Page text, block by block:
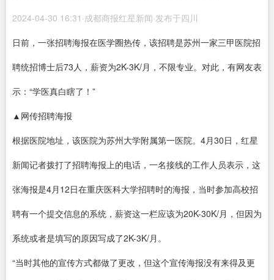
2024-04-30 16:31·成都商报红星新闻·发布于四川
日前，一张招聘海报在医学圈热传，该招聘是苏州一家三甲医院招
聘统招博士后73人，薪资为2K-3K/月，不限专业。对此，有网友表
示：“学医真白瞎了！”
▲网传招聘海报
根据医院地址，该医院为苏州大学附属第一医院。4月30日，红星
新闻记者拨打了招聘海报上的电话，一名接线的工作人员表示，这
张海报是4月12日在重庆医科大学招聘时的海报，当时参加高校招
聘有一个提交信息的系统，薪资这一栏应该为20K-30K/月，但因为
系统或者是填写的原因写成了2K-3K/月。
“当时其他的宣传方式都做了更改，但这个宣传海报没有来得及更